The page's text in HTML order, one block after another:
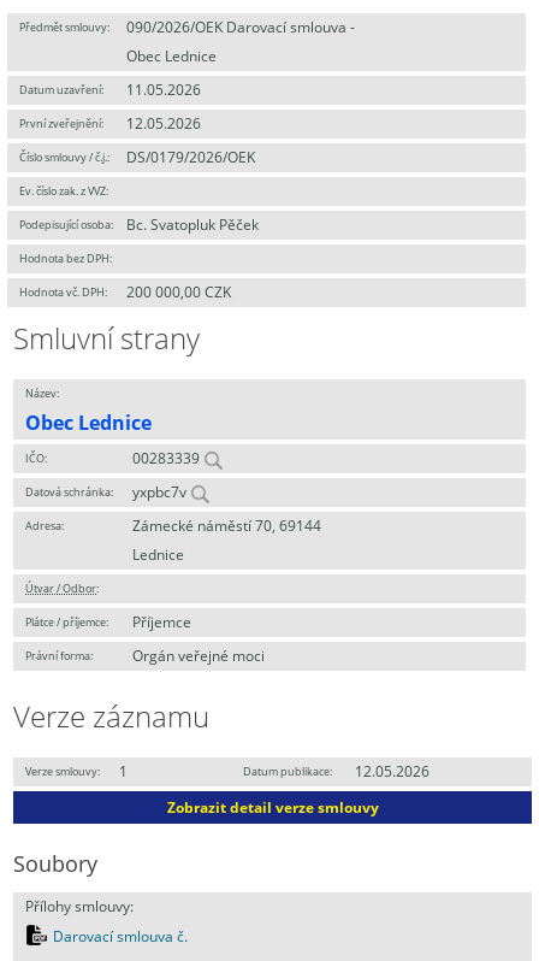
Předmět smlouvy:
090/2026/OEK Darovací smlouva -
Obec Lednice
Datum uzavření: 11.05.2026
První zveřejnění: 12.05.2026
Číslo smlouvy / č.j.: DS/0179/2026/OEK
Ev. číslo zak. z VVZ:
Podepisující osoba: Bc. Svatopluk Pěček
Hodnota bez DPH:
Hodnota vč. DPH: 200 000,00 CZK
Smluvní strany
Název:
Obec Lednice
IČO: 00283339
Datová schránka: yxpbc7v
Adresa:
Zámecké náměstí 70, 69144
Lednice
Útvar / Odbor:
Plátce / příjemce: Příjemce
Právní forma: Orgán veřejné moci
Verze záznamu
Verze smlouvy: 1 Datum publikace:
12.05.2026
Zobrazit detail verze smlouvy
Soubory
Přílohy smlouvy:
Darovací smlouva č.